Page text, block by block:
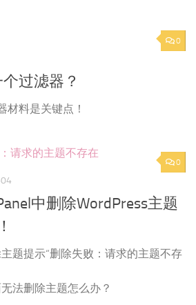
0
过滤器？
材料是关键点！
0
中删除WordPress主题
题提示“删除失败：请求的主题不存
法删除主题怎么办？